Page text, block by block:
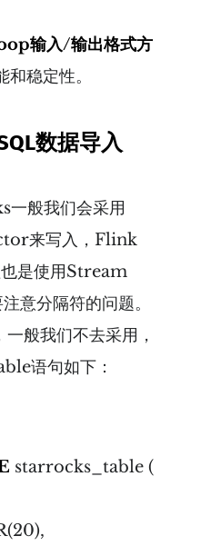
输入/输出格式方
稳定性。
数据导入
般我们会采用
来写入，Flink
是使用Stream
意分隔符的问题。
般我们不去采用，
语句如下：
starrocks_table (